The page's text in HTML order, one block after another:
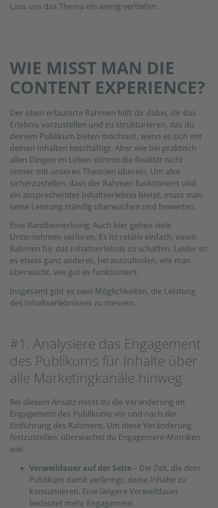
Lass uns das Thema ein wenig vertiefen.
WIE MISST MAN DIE
CONTENT EXPERIENCE?
Der oben erläuterte Rahmen hilft dir dabei, dir das
Erlebnis vorzustellen und zu strukturieren, das du
deinem Publikum bieten möchtest, wenn es sich mit
deinen Inhalten beschäftigt. Aber wie bei praktisch
allen Dingen im Leben stimmt die Realität nicht
immer mit unseren Theorien überein. Um also
sicherzustellen, dass der Rahmen funktioniert und
ein ansprechendes Inhaltserlebnis bietet, muss man
seine Leistung ständig überwachen und bewerten.
Eine Randbemerkung: Auch hier gehen viele
Unternehmen verloren. Es ist relativ einfach, einen
Rahmen für das Inhaltserlebnis zu schaffen. Leider ist
es etwas ganz anderes, herauszufinden, wie man
überwacht, wie gut es funktioniert.
Insgesamt gibt es zwei Möglichkeiten, die Leistung
des Inhaltserlebnisses zu messen.
#1. Analysiere das Engagement
des Publikums für Inhalte über
alle Marketingkanäle hinweg
Bei diesem Ansatz misst du die Veränderung im
Engagement des Publikums vor und nach der
Einführung des Rahmens. Um diese Veränderung
festzustellen, überwachst du Engagement-Metriken
wie:
Verweildauer auf der Seite – Die Zeit, die dein
Publikum damit verbringt, deine Inhalte zu
konsumieren. Eine längere Verweildauer
bedeutet mehr Engagement.